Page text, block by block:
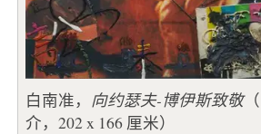
白南准， 向约瑟夫-博伊斯致敬
介，202 x 166 厘米）